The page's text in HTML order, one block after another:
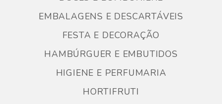
EMBALAGENS E DESCARTÁVEIS
FESTA E DECORAÇÃO
HAMBÚRGUER E EMBUTIDOS
HIGIENE E PERFUMARIA
HORTIFRUTI